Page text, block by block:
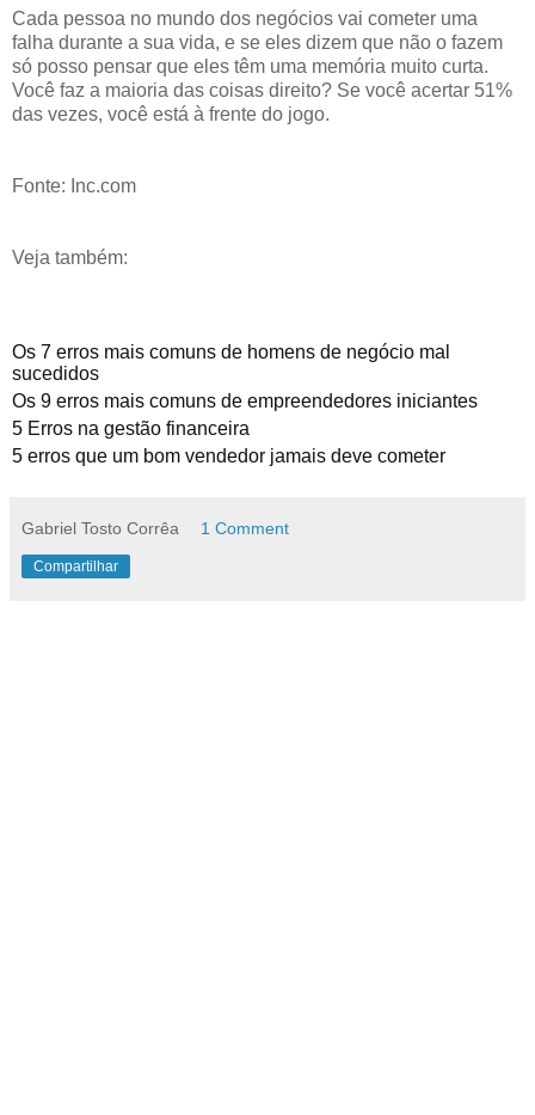
Cada pessoa no mundo dos negócios vai cometer uma
falha durante a sua vida, e se eles dizem que não o fazem
só posso pensar que eles têm uma memória muito curta.
Você faz a maioria das coisas direito? Se você acertar 51%
das vezes, você está à frente do jogo.
Fonte: Inc.com
Veja também:
Os 7 erros mais comuns de homens de negócio mal
sucedidos
Os 9 erros mais comuns de empreendedores iniciantes
5 Erros na gestão financeira
5 erros que um bom vendedor jamais deve cometer
Gabriel Tosto Corrêa 1 Comment
Compartilhar